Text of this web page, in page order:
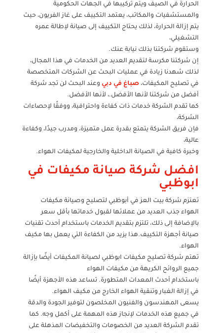
الحرارة في الصيف ويتم تركيبها في الجهات الحكومية
والمستشفيات والمكاتب، يعتمد التكييف على غاز الفريون، حيث
يتم إزالة الحرارة، لذلك يحتاج التكييف إلى صيانة لإطالة عمره
التشغيلي،
وستقوم شركتنا بذلك نيابة عنك.
إن شركتنا مكرسة لتقديم العديد من الخدمات في هذا المجال،
لذلك شهدنا زيادة في عمليات البحث عن الشركات المتخصصة
في تصليح المكيفات، صباغ في دبي وعند البحث لن تجد شركة
أفضل من شركتنا لأنها الأفضل.، لأنها الأفضل.
كما تقدم الشركة خدمات ذات كفاءة واحترافية، ووفقًا لإحصاءات
الشركة،
فإن فريق الشركة يتمتع بقدرة عمل متميزة، ومدرب جيدًا، وكفاءة
عالية،
وخبرة كافية في الصيانة الداخلية والخارجية لمكيفات الهواء.
افضل شركة صيانة مكيفات في
ابوظبي
تعتزم شركة بيت العز في أبوظبي لتصليح وصيانة مكيفات
الهواء جذب العديد من عملائها لقبول خدماتها بأقل سعر
بالإضافة إلى ذلك، تلتزم بتقديم الخدمات باستخدام أحدث تقنيات
صيانة أجهزة التكييف.هذا يزيد من الكفاءة التي يعمل بها مكيف
الهواء.
تهتم شركة تصليح مكيفات ابوظبي لصيانة المكيفات أيضًا بإزالة
جميع الروائح الكريهة من مكيفات الهواء
باستخدام أحدث المعدات المتطورة. تساعد هذه الأجهزة أيضًا
في إزالة الغبار وتنقية الهواء الخارج من مكيف الهواء.
يسعى المهندسون والفنيون المخلصون لتوفير الجودة والدقة
في جميع هذه الخدمات لإنجاز هذه المهمة على أكمل وجه. كما
تقدم الشركة العديد من الخصومات والتخفيضات المذهلة على